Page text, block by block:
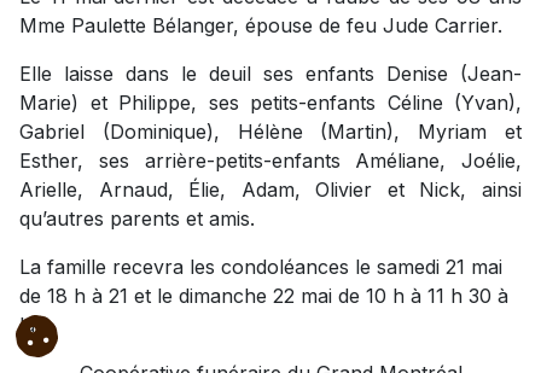
Mme Paulette Bélanger, épouse de feu Jude Carrier.
Elle laisse dans le deuil ses enfants Denise (Jean-
Marie) et Philippe, ses petits-enfants Céline (Yvan),
Gabriel (Dominique), Hélène (Martin), Myriam et
Esther, ses arrière-petits-enfants Améliane, Joélie,
Arielle, Arnaud, Élie, Adam, Olivier et Nick, ainsi
qu’autres parents et amis.
La famille recevra les condoléances le samedi 21 mai
de 18 h à 21 et le dimanche 22 mai de 10 h à 11 h 30 à
la